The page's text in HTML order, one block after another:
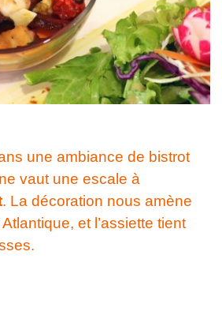
une ambiance de bistrot
vaut une escale à
. La décoration nous amène
et l’assiette tient